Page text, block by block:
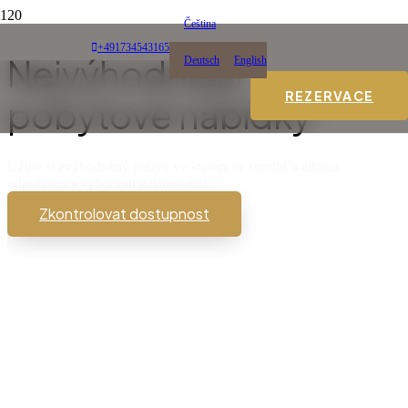
+491734543165
Čeština
Deutsch English
REZERVACE
Akční & sezónní nabídky
Nejvýhodnější
pobytové nabídky
Zkontrolovat dostupnost